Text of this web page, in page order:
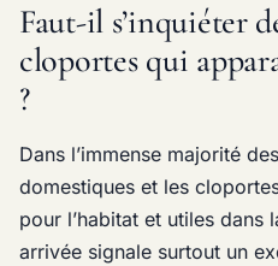
Faut-il s’inquiéter
cloportes qui
?
Dans l’immense majorité
domestiques et les
pour l’habitat et utiles dans
arrivée signale surtout un